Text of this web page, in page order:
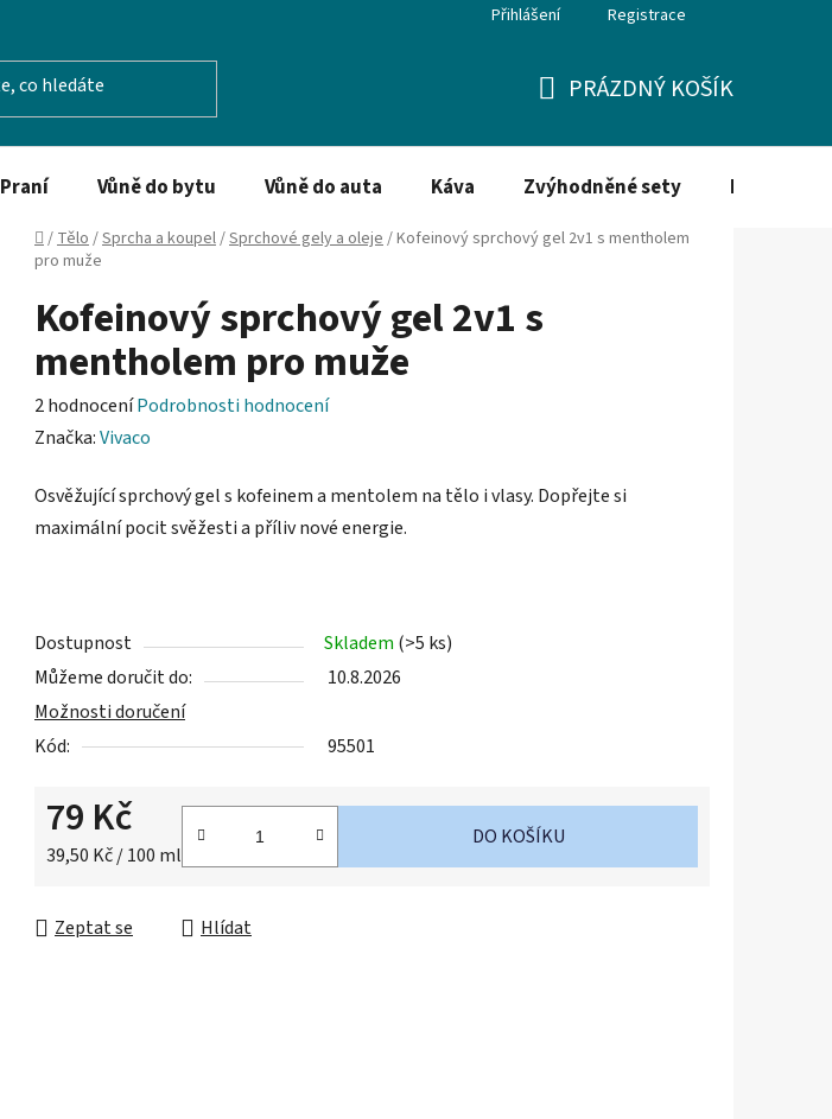
Přihlášení Registrace
KOŠÍK
PRÁZDNÝ KOŠÍK
Praní Vůně do bytu Vůně do auta Káva Zvýhodněné sety Dezinfekce
Domů
/Tělo/Sprcha a koupel/Sprchové gely a oleje/Kofeinový sprchový gel 2v1 s mentholem
pro muže
Kofeinový sprchový gel 2v1 s
mentholem pro muže
Průměrné
hodnocení
je
5,0
2 hodnoceníPodrobnosti hodnocení
Značka:Vivaco
Osvěžující sprchový gel s kofeinem a mentolem na tělo i vlasy. Dopřejte si
maximální pocit svěžesti a příliv nové energie.
Dostupnost Skladem (>5 ks)
Můžeme doručit do:
10.8.2026
Možnosti doručení
Kód:
95501
79 Kč
Měrná cena:
39,50 Kč / 100 ml
DO KOŠÍKU
Zeptat se Hlídat